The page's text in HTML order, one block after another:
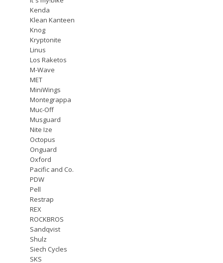
Kenda
Klean Kanteen
Knog
Kryptonite
Linus
Los Raketos
M-Wave
MET
MiniWings
Montegrappa
Muc-Off
Musguard
Nite Ize
Octopus
Onguard
Oxford
Pacific and Co.
PDW
Pell
Restrap
REX
ROCKBROS
Sandqvist
Shulz
Siech Cycles
SKS